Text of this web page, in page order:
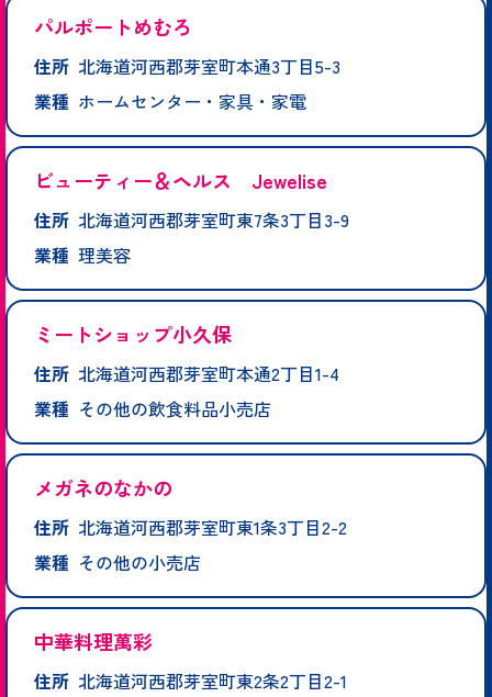
パルポートめむろ
住所 北海道河西郡芽室町本通3丁目5-3
業種 ホームセンター・家具・家電
ビューティー＆ヘルス Jewelise
住所 北海道河西郡芽室町東7条3丁目3-9
業種 理美容
ミートショップ小久保
住所 北海道河西郡芽室町本通2丁目1-4
業種 その他の飲食料品小売店
メガネのなかの
住所 北海道河西郡芽室町東1条3丁目2-2
業種 その他の小売店
中華料理萬彩
住所 北海道河西郡芽室町東2条2丁目2-1